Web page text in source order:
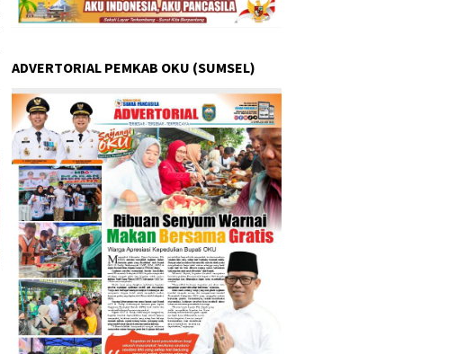
ADVERTORIAL PEMKAB OKU (SUMSEL)